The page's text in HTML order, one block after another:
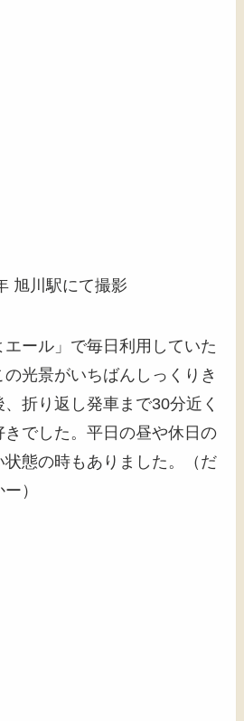
旭川駅にて撮影
ール」で毎日利用していた
光景がいちばんしっくりき
折り返し発車まで30分近く
でした。平日の昼や休日の
態の時もありました。（だ
）